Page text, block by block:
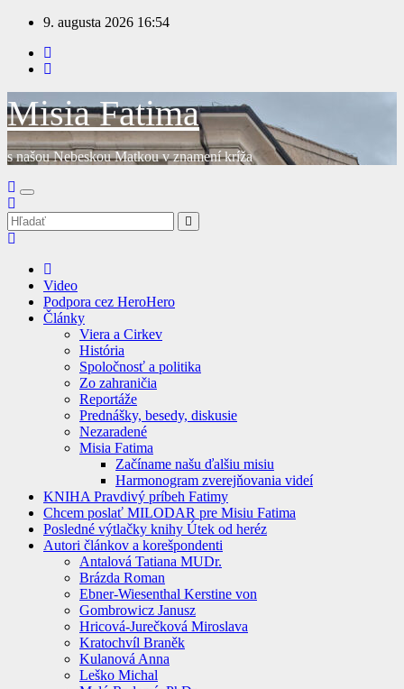
Prejsť
obsah
9. augusta 2026 16:54
Misia Fatima
s našou Nebeskou Matkou v znamení kríža
Video
Podpora cez HeroHero
Články
Viera a Cirkev
História
Spoločnosť a politika
Zo zahraničia
Reportáže
Prednášky, besedy, diskusie
Nezaradené
Misia Fatima
Začíname našu ďalšiu misiu
Harmonogram zverejňovania videí
KNIHA Pravdivý príbeh Fatimy
Chcem poslať MILODAR pre Misiu Fatima
Posledné výtlačky knihy Útek od heréz
Autori článkov a korešpondenti
Antalová Tatiana MUDr.
Brázda Roman
Ebner-Wiesenthal Kerstine von
Gombrowicz Janusz
Hricová-Jurečková Miroslava
Kratochvíl Braněk
Kulanová Anna
Leško Michal